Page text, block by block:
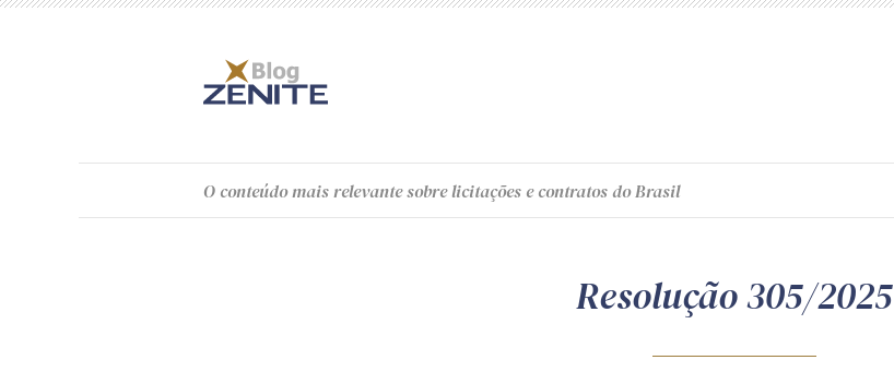
O conteúdomais relevante sobre licitações e contratos do Brasil
Resolução 305/2025